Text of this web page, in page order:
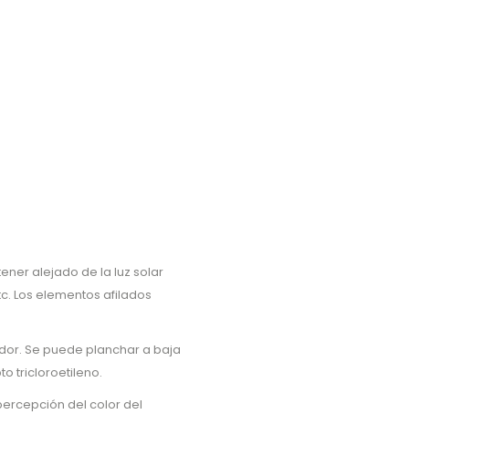
alejado de la luz solar
Los elementos afilados
Se puede planchar a baja
tricloroetileno.
del color del